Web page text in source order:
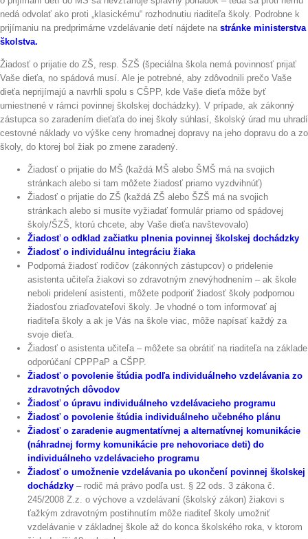
nedá odvolať ako proti „klasickému“ rozhodnutiu riaditeľa školy. Podrobne k
prijímaniu na predprimárne vzdelávanie detí nájdete nastránke ministerstva
školstva.
Žiadosť o prijatie do ZŠ, resp. ŠZŠ (špeciálna škola nemá povinnosť prijať
Vaše dieťa, no spádová musí. Ale je potrebné, aby zdôvodnili prečo Vaše
dieťa neprijímajú a navrhli spolu s CŠPP, kde Vaše dieťa môže byť
umiestnené v rámci povinnej školskej dochádzky). V prípade, ak zákonný
zástupca so zaradením dieťaťa do inej školy súhlasí, školský úrad mu uhradí
cestovné náklady vo výške ceny hromadnej dopravy na jeho dopravu do a zo
školy, do ktorej bol žiak po zmene zaradený.
Žiadosť o prijatie do MŠ (každá MŠ alebo ŠMŠ má na svojich
stránkach alebo si tam môžete žiadosť priamo vyzdvihnúť)
Žiadosť o prijatie do ZŠ (každá ZŠ alebo ŠZŠ má na svojich
stránkach alebo si musíte vyžiadať formulár priamo od spádovej
školy/ŠZŠ, ktorú chcete, aby Vaše dieťa navštevovalo)
Žiadosť o odklad začiatku plnenia povinnej školskej dochádzky
Žiadosť o individuálnu integráciu žiaka
Podporná žiadosť rodičov (zákonných zástupcov) o pridelenie
asistenta učiteľa žiakovi so zdravotným znevýhodnením – ak škole
neboli pridelení asistenti, môžete podporiť žiadosť školy podpornou
žiadosťou zriaďovateľovi školy. Je vhodné o tom informovať aj
riaditeľa školy a ak je Vás na škole viac, môže napísať každý za
svoje dieťa.
Žiadosť o asistenta učiteľa – môžete sa obrátiť na riaditeľa na základe
odporúčaní CPPPaP a CŠPP.
Žiadosť o povolenie štúdia podľa individuálneho vzdelávania zo
zdravotných dôvodov
Žiadosť o úpravu individuálneho vzdelávacieho programu
Žiadosť o povolenie štúdia individuálneho učebného plánu
Žiadosť o zaradenie augmentatívnej a alternatívnej komunikácie
(náhradnej formy komunikácie pre nehovoriace deti) do
individuálneho vzdelávacieho programu
Žiadosť o umožnenie vzdelávania po ukončení povinnej školskej
dochádzky – rodič má právo podľa ust. § 22 ods. 3 zákona č.
245/2008 Z.z. o výchove a vzdelávaní (školský zákon) žiakovi s
ťažkým zdravotným postihnutím môže riaditeľ školy umožniť
vzdelávanie v základnej škole až do konca školského roka, v ktorom